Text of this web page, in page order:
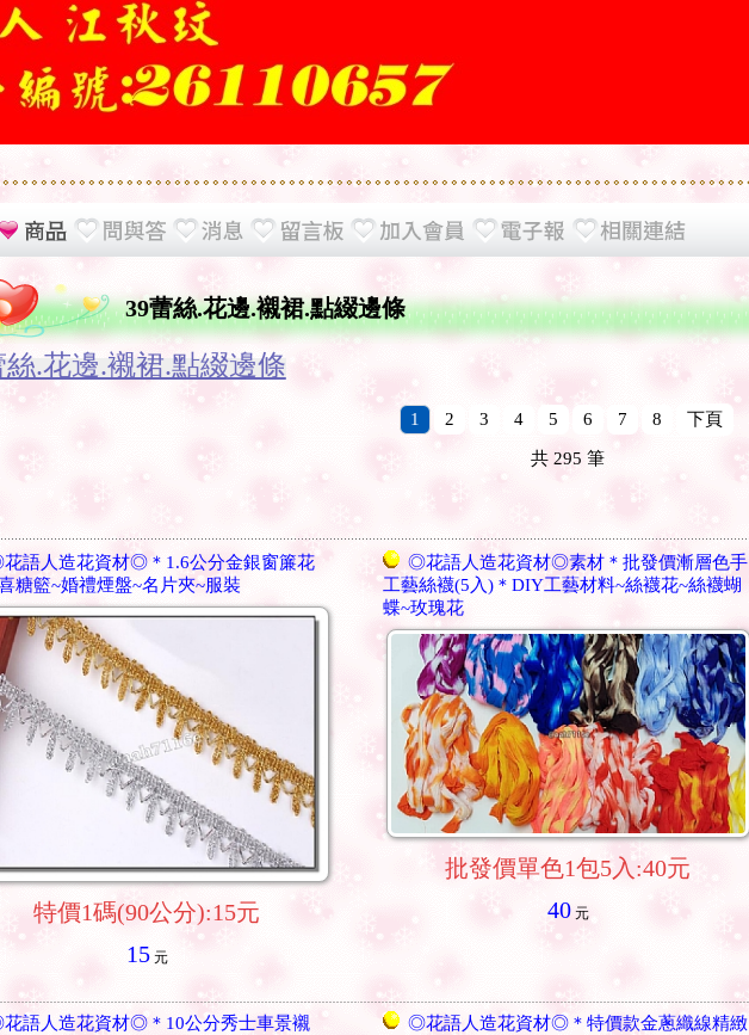
39蕾絲.花邊.襯裙.點綴邊條
絲.花邊.襯裙.點綴邊條
1 2 3 4 5 6 7 8 下頁
共 295筆
語人造花資材◎＊1.6公分金銀窗簾花
糖籃~婚禮煙盤~名片夾~服裝
特價1碼(90公分):15元
15元
◎花語人造花資材◎素材＊批發價漸層色手
工藝絲襪(5入)＊DIY工藝材料~絲襪花~絲襪蝴
蝶~玫瑰花
批發價單色1包5入:40元
40元
語人造花資材◎＊10公分秀士車景襯
◎花語人造花資材◎＊特價款金蔥織線精緻